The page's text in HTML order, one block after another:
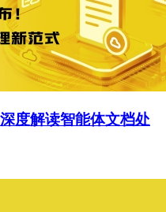
度解读智能体文档处